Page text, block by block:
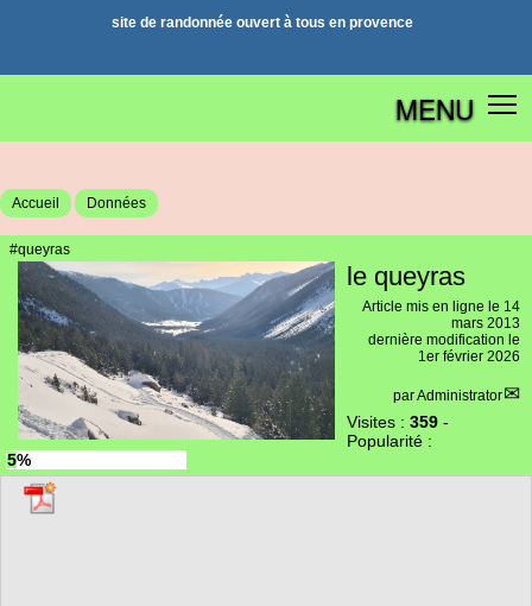
site de randonnée ouvert à tous en provence
MENU
Accueil Données
#queyras
le queyras
Article mis en ligne le 14
mars 2013
dernière modification le
1er février 2026
parAdministrator
Visites : 359 -
Popularité :
5%